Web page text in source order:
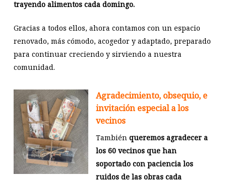
trayendo alimentos cada domingo.
Gracias a todos ellos, ahora contamos con un espacio
renovado, más cómodo, acogedor y adaptado, preparado
para continuar creciendo y sirviendo a nuestra
comunidad.
Agradecimiento, obsequio, e
invitación especial a los
vecinos
También queremos agradecer a
los 60 vecinos que han
soportado con paciencia los
ruidos de las obras cada